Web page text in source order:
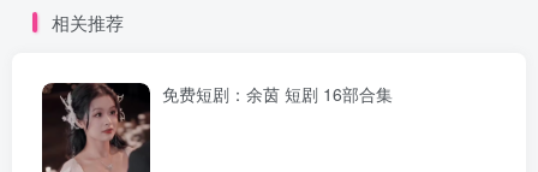
相关推荐
免费短剧：余茵 短剧 16部合集